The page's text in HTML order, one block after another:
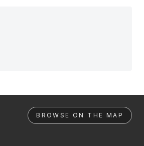
BROWSE ON THE MAP